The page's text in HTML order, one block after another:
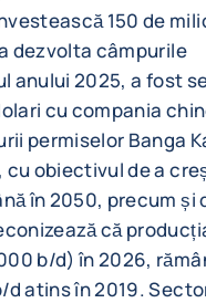
150 de
dezvolta câmpurile
anului 2025, a fost
cu compania
permiselor Banga
cu obiectivul de a
în 2050, precum și
că
b/d) în 2026,
atins în 2019.